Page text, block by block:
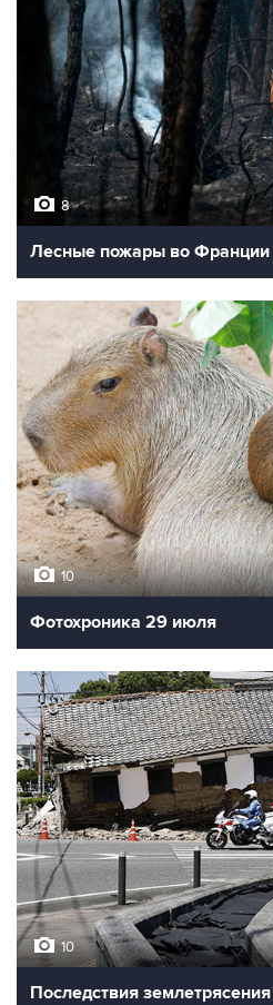
8
Лесные пожары во Франции
10
Фотохроника 29 июля
10
Последствия